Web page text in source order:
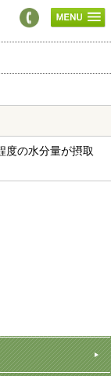
度の水分量が摂取